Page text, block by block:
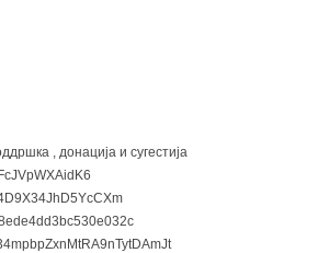
, донација и сугестија